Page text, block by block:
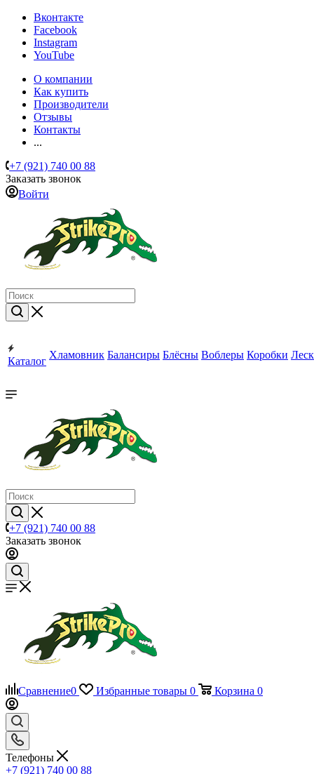
Вконтакте
Facebook
Instagram
YouTube
О компании
Как купить
Производители
Отзывы
Контакты
...
+7 (921) 740 00 88
Заказать звонок
Войти
Каталог
Хламовник Балансиры Блёсны Воблеры Коробки
+7 (921) 740 00 88
Заказать звонок
Сравнение0 Избранные товары 0 Корзина 0
Телефоны
+7 (921) 740 00 88